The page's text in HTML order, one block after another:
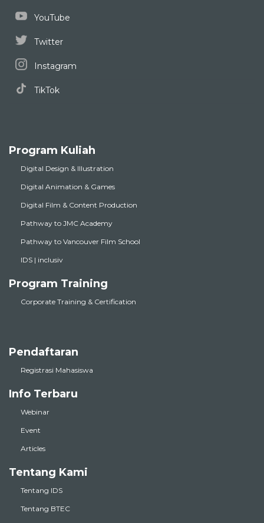
YouTube
Twitter
Instagram
TikTok
Program Kuliah
Digital Design & Illustration
Digital Animation & Games
Digital Film & Content Production
Pathway to JMC Academy
Pathway to Vancouver Film School
IDS | inclusiv
Program Training
Corporate Training & Certification
Pendaftaran
Registrasi Mahasiswa
Info Terbaru
Webinar
Event
Articles
Tentang Kami
Tentang IDS
Tentang BTEC